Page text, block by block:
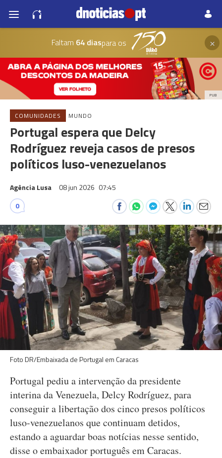
Faltam 64 diaspara os ×
PUB
COMUNIDADES MUNDO
Portugal espera que Delcy
Rodríguez reveja casos de presos
políticos luso-venezuelanos
Agência Lusa 08 jun 2026 07:45
0
Foto DR/Embaixada de Portugal em Caracas
Portugal pediu a intervenção da presidente
interina da Venezuela, Delcy Rodríguez, para
conseguir a libertação dos cinco presos políticos
luso-venezuelanos que continuam detidos,
estando a aguardar boas notícias nesse sentido,
disse o embaixador português em Caracas.